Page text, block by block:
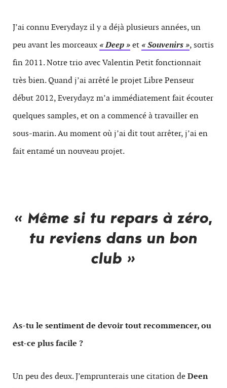
J’ai connu Everydayz il y a déjà plusieurs années, un
peu avant les morceaux « Deep »et « Souvenirs », sortis
fin 2011. Notre trio avec Valentin Petit fonctionnait
très bien. Quand j’ai arrêté le projet Libre Penseur
début 2012, Everydayz m’a immédiatement fait écouter
quelques samples, et on a commencé à travailler en
sous-marin. Au moment où j’ai dit tout arrêter, j’ai en
fait entamé un nouveau projet.
« Même si tu repars à zéro,
tu reviens dans un bon
club »
As-tu le sentiment de devoir tout recommencer, ou
est-ce plus facile ?
Un peu des deux. J’emprunterais une citation deDeen